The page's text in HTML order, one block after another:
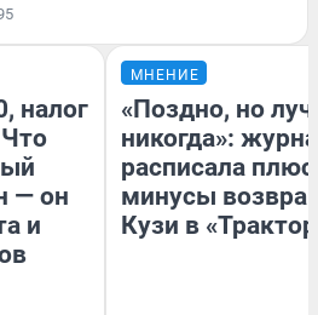
налог
— он
и
МНЕНИЕ
«Поздно, но
никогда»:
расписала
минусы
Кузи в